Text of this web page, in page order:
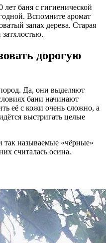
лет баня с гигиенической
Вспомните аромат
запах дерева. Старая
дорогую
Да, они выделяют
бани начинают
её с кожи очень сложно, а
выстригать целые
так называемые «чёрные»
считалась осина.